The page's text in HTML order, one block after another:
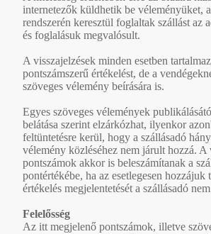
internetezők küldhetik be véleményüket,
rendszerén keresztül foglaltak szállást az
és foglalásuk megvalósult.
A visszajelzések minden esetben
pontszámszerű értékelést, de a
szöveges vélemény beírására is.
Egyes szöveges vélemények
belátása szerint elzárkózhat, ilyenkor
feltüntetésre kerül, hogy a szállásadó
vélemény közléséhez nem járult hozzá. A
pontszámok akkor is beleszámítanak a
pontértékébe, ha az esetlegesen hozzájuk
értékelés megjelentetését a szállásadó
Felelősség
Az itt megjelenő pontszámok, illetve